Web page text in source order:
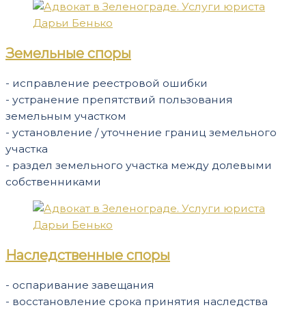
Земельные споры
- исправление реестровой ошибки
- устранение препятствий пользования
земельным участком
- установление / уточнение границ земельного
участка
- раздел земельного участка между долевыми
собственниками
Наследственные споры
- оспаривание завещания
- восстановление срока принятия наследства